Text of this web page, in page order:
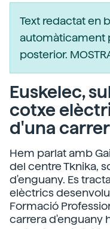
Text redactat en
automàticament
posterior.
Euskelec,
cotxe
d'una
Hem parlat amb
del centre Tknika,
d'enguany. Es
elèctrics
Formació
carrera d'enguany